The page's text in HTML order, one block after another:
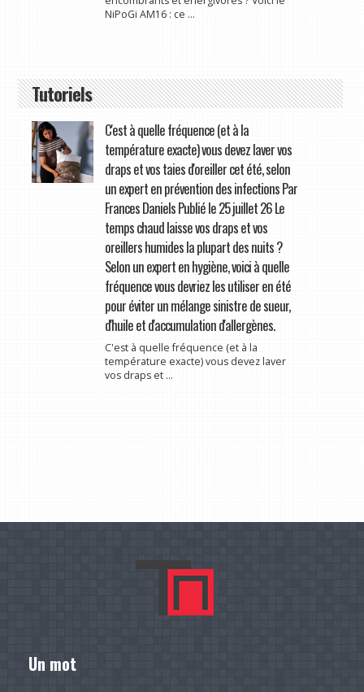
NiPoGi AM16 : ce ...
Tutoriels
C'est à quelle fréquence (et à la
température exacte) vous devez laver vos
draps et vos taies d'oreiller cet été, selon
un expert en prévention des infections Par
Frances Daniels Publié le 25 juillet 26 Le
temps chaud laisse vos draps et vos
oreillers humides la plupart des nuits ?
Selon un expert en hygiène, voici à quelle
fréquence vous devriez les utiliser en été
pour éviter un mélange sinistre de sueur,
d'huile et d'accumulation d'allergènes.
C'est à quelle fréquence (et à la
température exacte) vous devez laver
vos draps et ...
Un mot